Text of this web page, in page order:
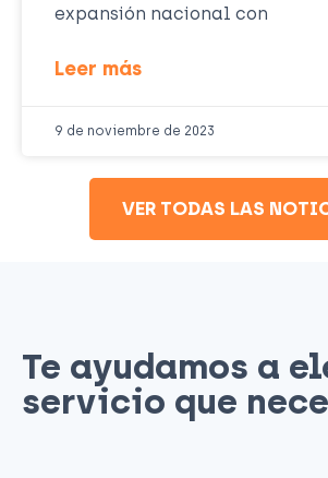
expansión nacional con
Leer más
9 de noviembre de 2023
VER TODAS LAS
Te ayudamos a
servicio que